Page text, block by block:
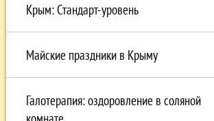
Крым: Стандарт-уровень
Майские праздники в Крыму
Галотерапия: оздоровление в соляной